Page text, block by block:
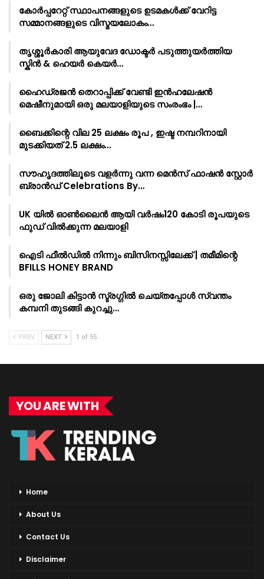
കോർപ്പറേറ്റ് സ്ഥാപനങ്ങളുടെ ഉടമകൾക്ക് വേറിട്ട
സമ്മാനങ്ങളുടെ വിസ്മയലോകം…
തൃശ്ശൂർകാരി ആയുവേദ ഡോക്ടർ പടുത്തുയർത്തിയ
സ്കിൻ & ഹെയർ കെയർ…
ഹൈഡ്രജൻ തെറാപ്പിക്ക് വേണ്ടി ഇൻഹലേഷൻ
മെഷീനുമായി ഒരു മലയാളിയുടെ സംരംഭം |…
ബൈക്കിന്റെ വില 25 ലക്ഷം രൂപ , ഇഷ്ട നമ്പറിനായി
മുടക്കിയത് 2.5 ലക്ഷം…
സൗഹൃദത്തിലൂടെ വളർന്നു വന്ന മെൻസ് ഫാഷൻ സ്റ്റോർ
ബ്രാൻഡ് Celebrations By…
UK യിൽ ഓൺലൈൻ ആയി വർഷം120 കോടി രൂപയുടെ
ഫുഡ് വിൽക്കുന്ന മലയാളി
ഐടി ഫീൽഡിൽ നിന്നും ബിസിനസ്സിലേക്ക് | തമീമിന്റെ
BFILLS HONEY BRAND
ഒരു ജോലി കിട്ടാൻ സ്ട്രഗ്ഗിൽ ചെയ്തപ്പോൾ സ്വന്തം
കമ്പനി തുടങ്ങി കുറച്ചു…
PREV NEXT 1 of 55
YOU ARE WITH
Home
About Us
Contact Us
Disclaimer